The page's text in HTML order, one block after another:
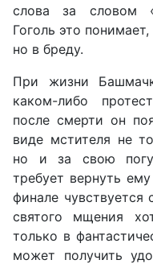
слова за словом
Гоголь это
но в бреду.
При жизни
каком-либо
после смерти он
виде мстителя не
но и за свою
требует вернуть
финале чувствуется
святого мщения
только в
может получить